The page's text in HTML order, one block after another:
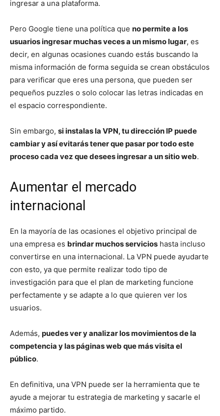
ingresar a una plataforma.
Pero Google tiene una política que no permite a los
usuarios ingresar muchas veces a un mismo lugar, es
decir, en algunas ocasiones cuando estás buscando la
misma información de forma seguida se crean obstáculos
para verificar que eres una persona, que pueden ser
pequeños puzzles o solo colocar las letras indicadas en
el espacio correspondiente.
Sin embargo, si instalas la VPN, tu dirección IP puede
cambiar y así evitarás tener que pasar por todo este
proceso cada vez que desees ingresar a un sitio web.
Aumentar el mercado
internacional
En la mayoría de las ocasiones el objetivo principal de
una empresa es brindar muchos servicios hasta incluso
convertirse en una internacional. La VPN puede ayudarte
con esto, ya que permite realizar todo tipo de
investigación para que el plan de marketing funcione
perfectamente y se adapte a lo que quieren ver los
usuarios.
Además, puedes ver y analizar los movimientos de la
competencia y las páginas web que más visita el
público.
En definitiva, una VPN puede ser la herramienta que te
ayude a mejorar tu estrategia de marketing y sacarle el
máximo partido.